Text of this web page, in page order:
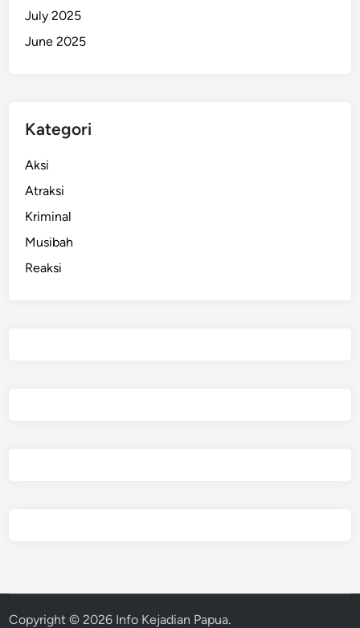
July 2025
June 2025
Kategori
Aksi
Atraksi
Kriminal
Musibah
Reaksi
Copyright © 2026 Info Kejadian Papua.